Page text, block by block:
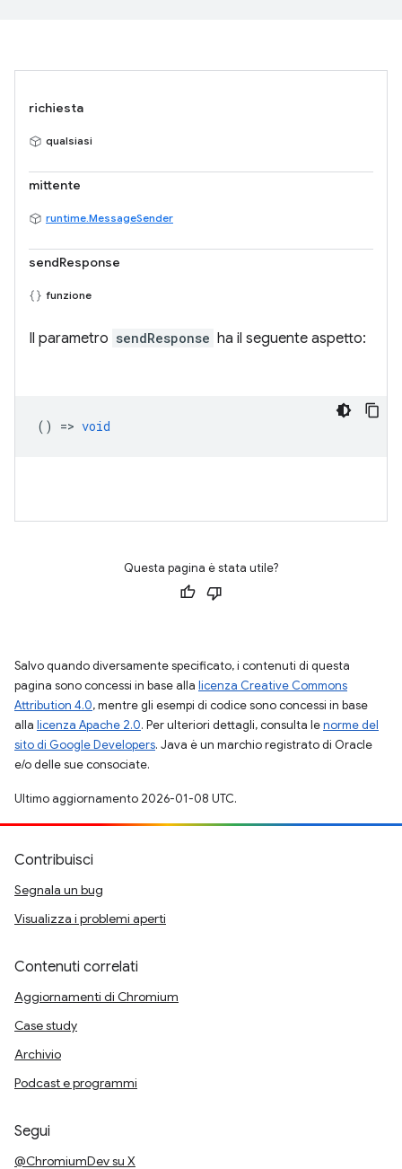
richiesta
qualsiasi
mittente
runtime.MessageSender
sendResponse
funzione
Il parametro sendResponse ha il seguente aspetto:
() => void
Questa pagina è stata utile?
Salvo quando diversamente specificato, i contenuti di questa
pagina sono concessi in base alla licenza Creative Commons
Attribution 4.0, mentre gli esempi di codice sono concessi in base
alla licenza Apache 2.0. Per ulteriori dettagli, consulta lenorme del
sito di Google Developers. Java è un marchio registrato di Oracle
e/o delle sue consociate.
Ultimo aggiornamento 2026-01-08 UTC.
Contribuisci
Segnala un bug
Visualizza i problemi aperti
Contenuti correlati
Aggiornamenti di Chromium
Case study
Archivio
Podcast e programmi
Segui
@ChromiumDev su X